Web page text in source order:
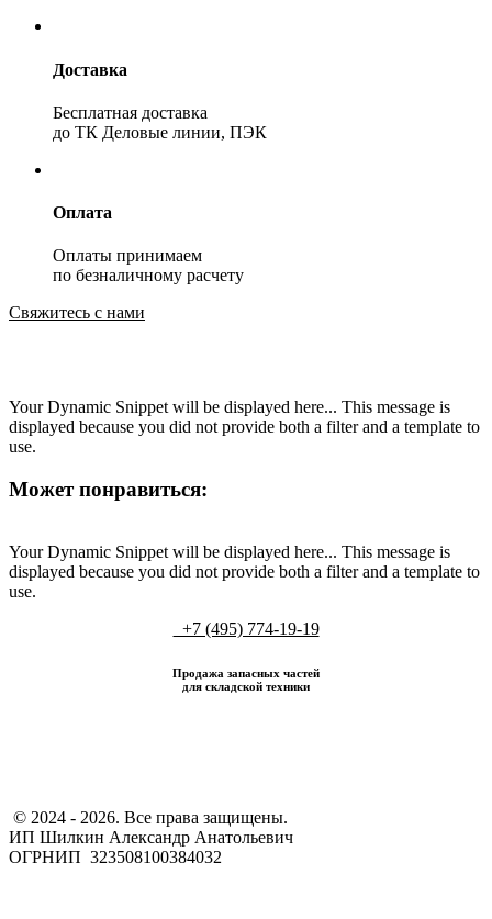
Доставка
Бесплатная доставка
до ТК Деловые линии, ПЭК
Оплата
Оплаты принимаем
по безналичному расчету
Свяжитесь с нами
Your Dynamic Snippet will be displayed here... This message is
displayed because you did not provide both a filter and a template to
use.
Может понравиться:
Your Dynamic Snippet will be displayed here... This message is
displayed because you did not provide both a filter and a template to
use.
+7 (495) 774-19-19
Продажа запасных частей
для складской техники
​ © 2024 - 2026. Все права защищены.
ИП Шилкин Александр Анатольевич
ОГРНИП 323508100384032